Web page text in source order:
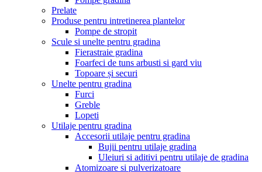
Prelate
Produse pentru intretinerea plantelor
Pompe de stropit
Scule si unelte pentru gradina
Fierastraie gradina
Foarfeci de tuns arbusti si gard viu
Topoare și securi
Unelte pentru gradina
Furci
Greble
Lopeti
Utilaje pentru gradina
Accesorii utilaje pentru gradina
Bujii pentru utilaje gradina
Uleiuri si aditivi pentru utilaje de gradina
Atomizoare si pulverizatoare